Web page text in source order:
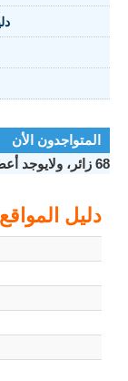
المتواجدون الأن
68 زائر، ولايوجد أعضاء داخل الموقع
دليل المواقع